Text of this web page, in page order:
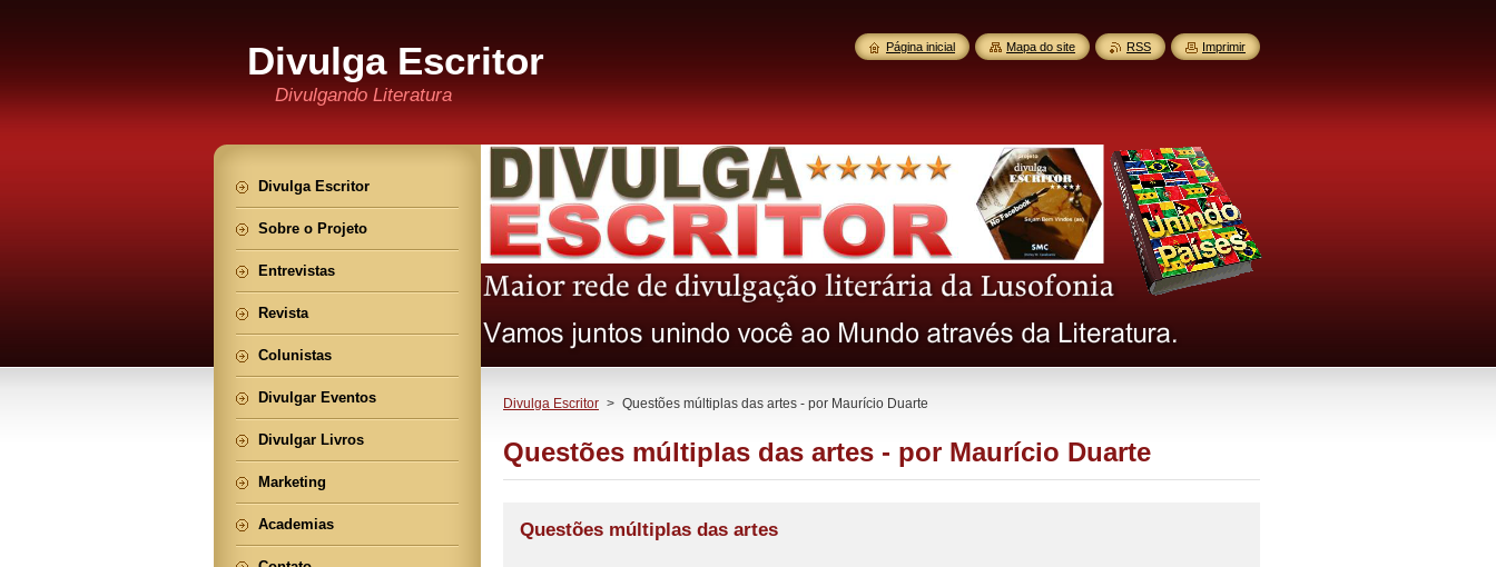
Divulga Escritor
Divulgando Literatura
Divulga Escritor > Questões múltiplas das artes - por Maurício Duarte
Questões múltiplas das artes - por Maurício Duarte
Questões múltiplas das artes
Divulga Escritor
Sobre o Projeto
Entrevistas
Revista
Colunistas
Divulgar Eventos
Divulgar Livros
Marketing
Academias
Página inicial Mapa do site RSS Imprimir